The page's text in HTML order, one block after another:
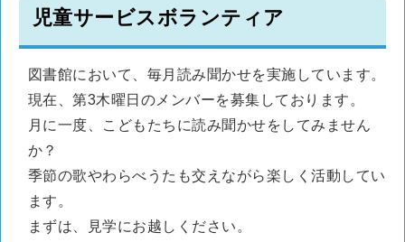
児童サービスボランティア
図書館において、毎月読み聞かせを実施しています。
現在、第3木曜日のメンバーを募集しております。
月に一度、こどもたちに読み聞かせをしてみません
か？
季節の歌やわらべうたも交えながら楽しく活動してい
ます。
まずは、見学にお越しください。